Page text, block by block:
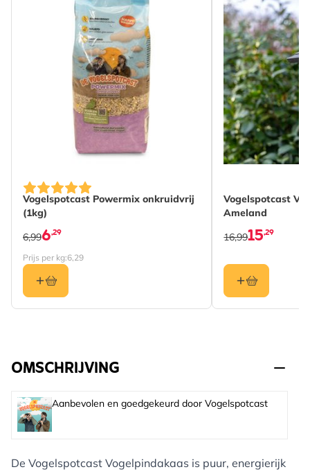
Vogelspotcast Powermix onkruidvrij
(1kg)
6,29
6,99
Prijs per kg:6,29
Vogelspotcast
Ameland
15,29
16,99
OMSCHRIJVING
Aanbevolen en goedgekeurd door Vogelspotcast
De Vogelspotcast Vogelpindakaas is puur, energierijk